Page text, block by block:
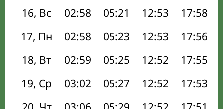
16, Вс
02:58 05:21 12:53 17:58
17, Пн
02:58 05:23 12:53 17:56
18, Вт
02:59 05:25 12:52 17:55
19, Ср
03:02 05:27 12:52 17:53